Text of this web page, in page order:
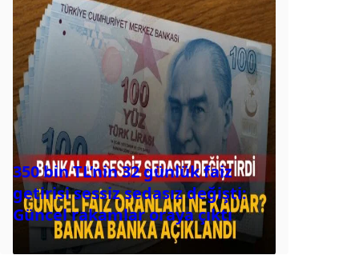
350 bin TL’nin 32 günlük faiz
getirisi sessiz sedasız değişti:
Güncel rakamlar oraya çıktı